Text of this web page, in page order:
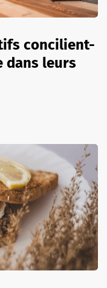
concilient-
dans leurs